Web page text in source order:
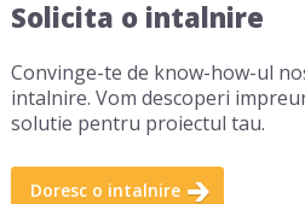
Solicita o intalnire
Convinge-te de know-how-ul
intalnire. Vom descoperi
solutie pentru proiectul tau.
Doresc o intalnire